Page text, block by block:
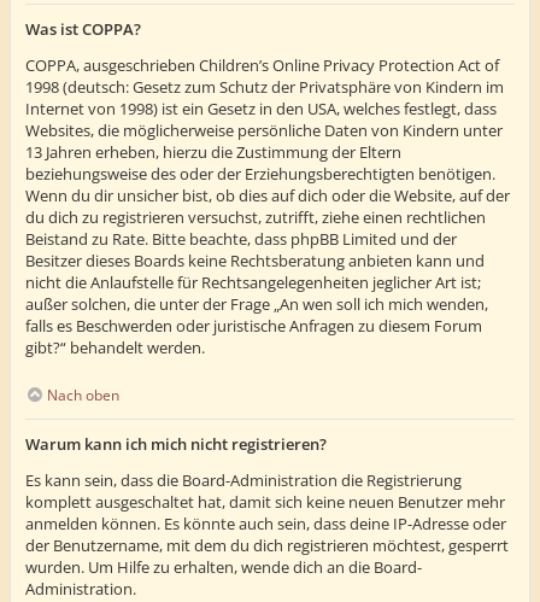
Was ist COPPA?
COPPA, ausgeschrieben Children’s Online Privacy Protection Act of
1998 (deutsch: Gesetz zum Schutz der Privatsphäre von Kindern im
Internet von 1998) ist ein Gesetz in den USA, welches festlegt, dass
Websites, die möglicherweise persönliche Daten von Kindern unter
13 Jahren erheben, hierzu die Zustimmung der Eltern
beziehungsweise des oder der Erziehungsberechtigten benötigen.
Wenn du dir unsicher bist, ob dies auf dich oder die Website, auf der
du dich zu registrieren versuchst, zutrifft, ziehe einen rechtlichen
Beistand zu Rate. Bitte beachte, dass phpBB Limited und der
Besitzer dieses Boards keine Rechtsberatung anbieten kann und
nicht die Anlaufstelle für Rechtsangelegenheiten jeglicher Art ist;
außer solchen, die unter der Frage „An wen soll ich mich wenden,
falls es Beschwerden oder juristische Anfragen zu diesem Forum
gibt?“ behandelt werden.
Nach oben
Warum kann ich mich nicht registrieren?
Es kann sein, dass die Board-Administration die Registrierung
komplett ausgeschaltet hat, damit sich keine neuen Benutzer mehr
anmelden können. Es könnte auch sein, dass deine IP-Adresse oder
der Benutzername, mit dem du dich registrieren möchtest, gesperrt
wurden. Um Hilfe zu erhalten, wende dich an die Board-
Administration.